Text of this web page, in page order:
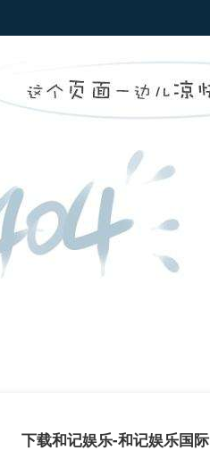
下载和记娱乐-和记娱乐国际